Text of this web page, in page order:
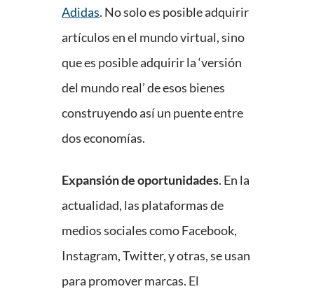
Adidas. No solo es posible adquirir
artículos en el mundo virtual, sino
que es posible adquirir la ‘versión
del mundo real’ de esos bienes
construyendo así un puente entre
dos economías.
Expansión de oportunidades. En la
actualidad, las plataformas de
medios sociales como Facebook,
Instagram, Twitter, y otras, se usan
para promover marcas. El